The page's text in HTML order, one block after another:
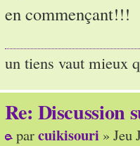
en commençant!!!
un tiens vaut mieux
Re: Discussion
parcuikisouri » Jeu